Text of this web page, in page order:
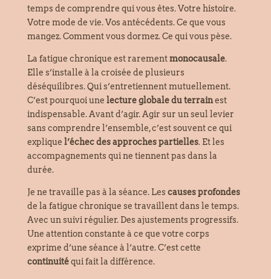
temps de comprendre qui vous êtes. Votre histoire.
Votre mode de vie. Vos antécédents. Ce que vous
mangez. Comment vous dormez. Ce qui vous pèse.
La fatigue chronique est rarementmonocausale.
Elle s’installe à la croisée de plusieurs
déséquilibres. Qui s’entretiennent mutuellement.
C’est pourquoi une lecture globale du terrainest
indispensable. Avant d’agir. Agir sur un seul levier
sans comprendre l’ensemble, c’est souvent ce qui
explique l’échec des approches partielles. Et les
accompagnements qui ne tiennent pas dans la
durée.
Je ne travaille pas à la séance. Lescauses profondes
de la fatigue chronique se travaillent dans le temps.
Avec un suivi régulier. Des ajustements progressifs.
Une attention constante à ce que votre corps
exprime d’une séance à l’autre. C’est cette
continuitéqui fait la différence.